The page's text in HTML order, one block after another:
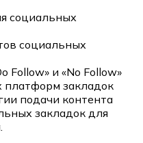
социальных
социальных
Follow» и «No Follow»
платформ закладок
подачи контента
закладок для